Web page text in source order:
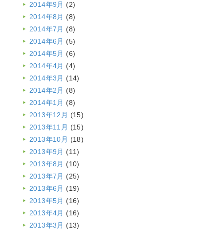
2014年9月 (2)
2014年8月 (8)
2014年7月 (8)
2014年6月 (5)
2014年5月 (6)
2014年4月 (4)
2014年3月 (14)
2014年2月 (8)
2014年1月 (8)
2013年12月 (15)
2013年11月 (15)
2013年10月 (18)
2013年9月 (11)
2013年8月 (10)
2013年7月 (25)
2013年6月 (19)
2013年5月 (16)
2013年4月 (16)
2013年3月 (13)